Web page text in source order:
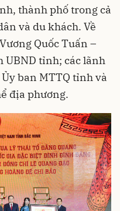
thành phố trong cả
và du khách. Về
Quốc Tuấn –
UBND tỉnh; các lãnh
ban MTTQ tỉnh và
địa phương.